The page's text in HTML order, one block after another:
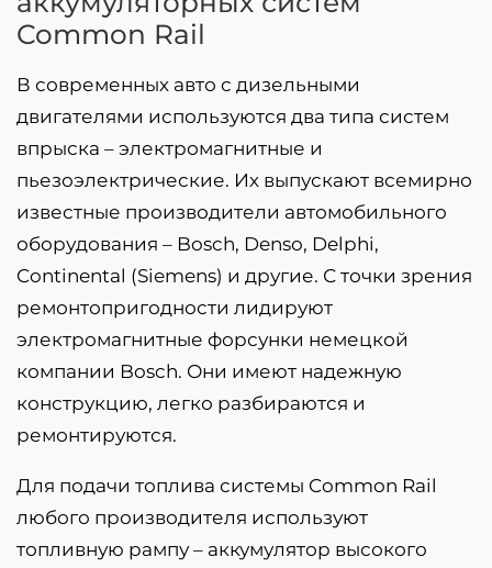
Common Rail
В современных авто с дизельными
двигателями используются два типа систем
впрыска – электромагнитные и
пьезоэлектрические. Их выпускают всемирно
известные производители автомобильного
оборудования – Bosch, Denso, Delphi,
Continental (Siemens) и другие. С точки зрения
ремонтопригодности лидируют
электромагнитные форсунки немецкой
компании Bosch. Они имеют надежную
конструкцию, легко разбираются и
ремонтируются.
Для подачи топлива системы Common Rail
любого производителя используют
топливную рампу – аккумулятор высокого